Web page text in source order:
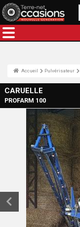
Accueil Pulvérisateur
CARUELLE
PROFARM 100